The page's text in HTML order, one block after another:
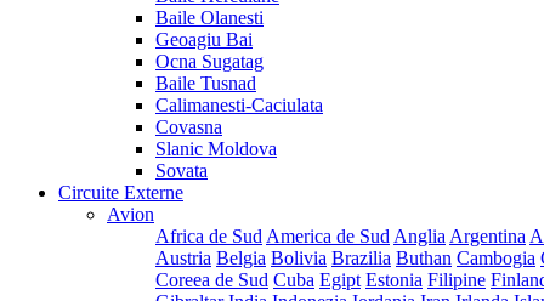
Baile Olanesti
Geoagiu Bai
Ocna Sugatag
Baile Tusnad
Calimanesti-Caciulata
Covasna
Slanic Moldova
Sovata
Circuite Externe
Avion
Africa de Sud America de Sud Anglia Argentina
Austria Belgia Bolivia Brazilia Buthan Cambogia
Coreea de Sud Cuba Egipt Estonia Filipine